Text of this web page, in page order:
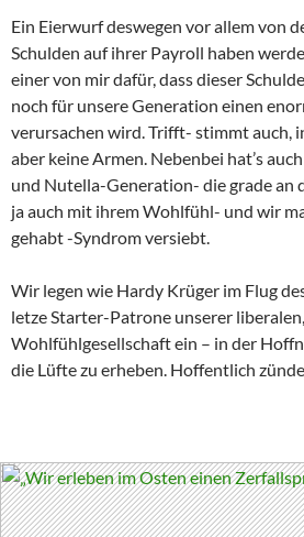
Ein Eierwurf deswegen vor allem von
Schulden auf ihrer Payroll haben
einer von mir dafür, dass dieser
noch für unsere Generation einen
verursachen wird. Trifft- stimmt auch,
aber keine Armen. Nebenbei hat’s
und Nutella-Generation- die grade an
ja auch mit ihrem Wohlfühl- und wir
gehabt -Syndrom versiebt.
Wir legen wie Hardy Krüger im Flug
letze Starter-Patrone unserer
Wohlfühlgesellschaft ein – in der
die Lüfte zu erheben. Hoffentlich